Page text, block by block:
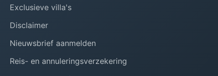
Exclusieve villa's
Disclaimer
Nieuwsbrief aanmelden
Reis- en annuleringsverzekering